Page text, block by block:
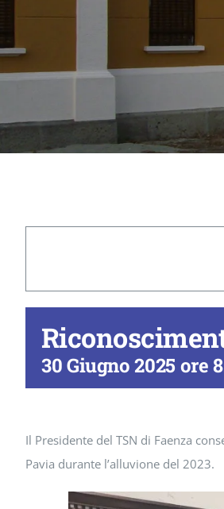
30 Giugno 2025 ore
Il Presidente del TSN di Faenza
Pavia durante l’alluvione del 2023.